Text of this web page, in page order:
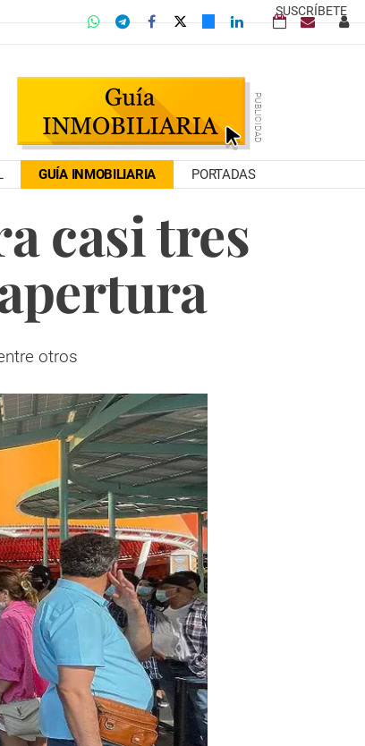
SUSCRÍBETE
GUÍA INMOBILIARIA PORTADAS
casi tres
otros